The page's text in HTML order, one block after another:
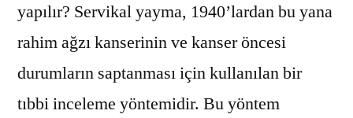
yapılır? Servikal yayma, 1940’lardan bu yana
rahim ağzı kanserinin ve kanser öncesi
durumların saptanması için kullanılan bir
tıbbi inceleme yöntemidir. Bu yöntem